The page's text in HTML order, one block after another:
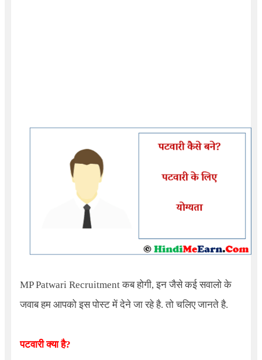
MP Patwari Recruitmentकब होगी, इन जैसे कई सवालो के
जवाब हम आपको इस पोस्ट में देने जा रहे है. तो चलिए जानते है.
पटवारी क्या है?